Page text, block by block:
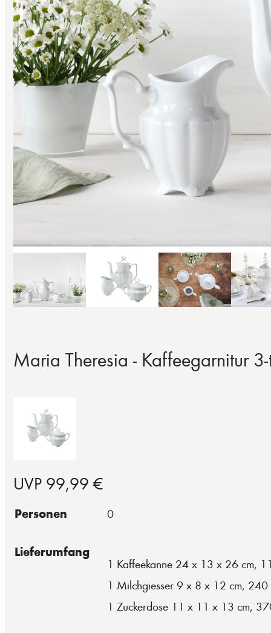
Maria Theresia - Kaffeegarnitur
UVP 99,99 €
Personen 0
Lieferumfang
1 Kaffeekanne 24 x 13 x 26 cm,
1 Milchgiesser 9 x 8 x 12 cm,
1 Zuckerdose 11 x 11 x 13 cm,